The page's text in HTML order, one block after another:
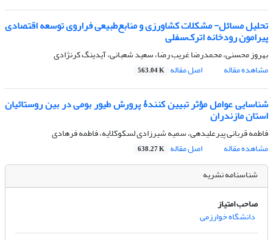
تحلیل مسائل- مشکلات کشاورزی و منابع‌طبیعی فراروی توسعه اقتصادی
پیرامون رودخانه اترک‌سفلی
بهروز محسنی، محمدرضا غریب رضا، سعید شعبانی، آیدینگ کرنژادی
مشاهده مقاله
اصل مقاله 563.04 K
شناسایی عوامل مؤثر تبیین کنندۀ پرورش طیور بومی در بین روستائیان
استان مازندران ‌
فاطمه قربانی پیرعلیدهی، سمیه شیرزادی لسکوکلایه، فاطمه فرهادی
مشاهده مقاله
اصل مقاله 638.27 K
شناسنامه نشریه
صاحب امتیاز
دانشگاه خوارزمی